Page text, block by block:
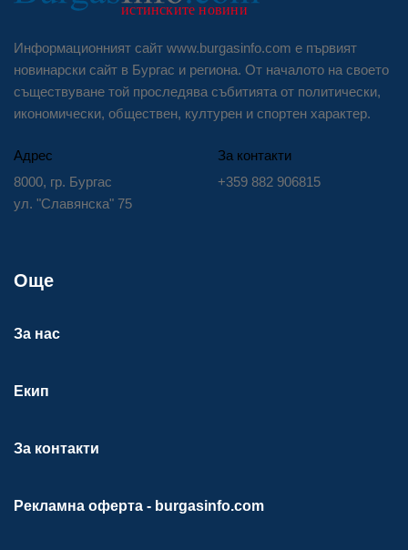
Информационният сайт www.burgasinfo.com е първият
новинарски сайт в Бургас и региона. От началото на своето
съществуване той проследява събитията от политически,
икономически, обществен, културен и спортен характер.
Адрес
8000, гр. Бургас
ул. "Славянска" 75
За контакти
+359 882 906815
Още
За нас
Екип
За контакти
Рекламна оферта - burgasinfo.com